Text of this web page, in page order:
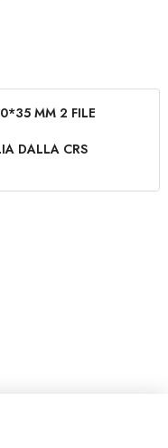
MM 2 FILE
DALLA CRS